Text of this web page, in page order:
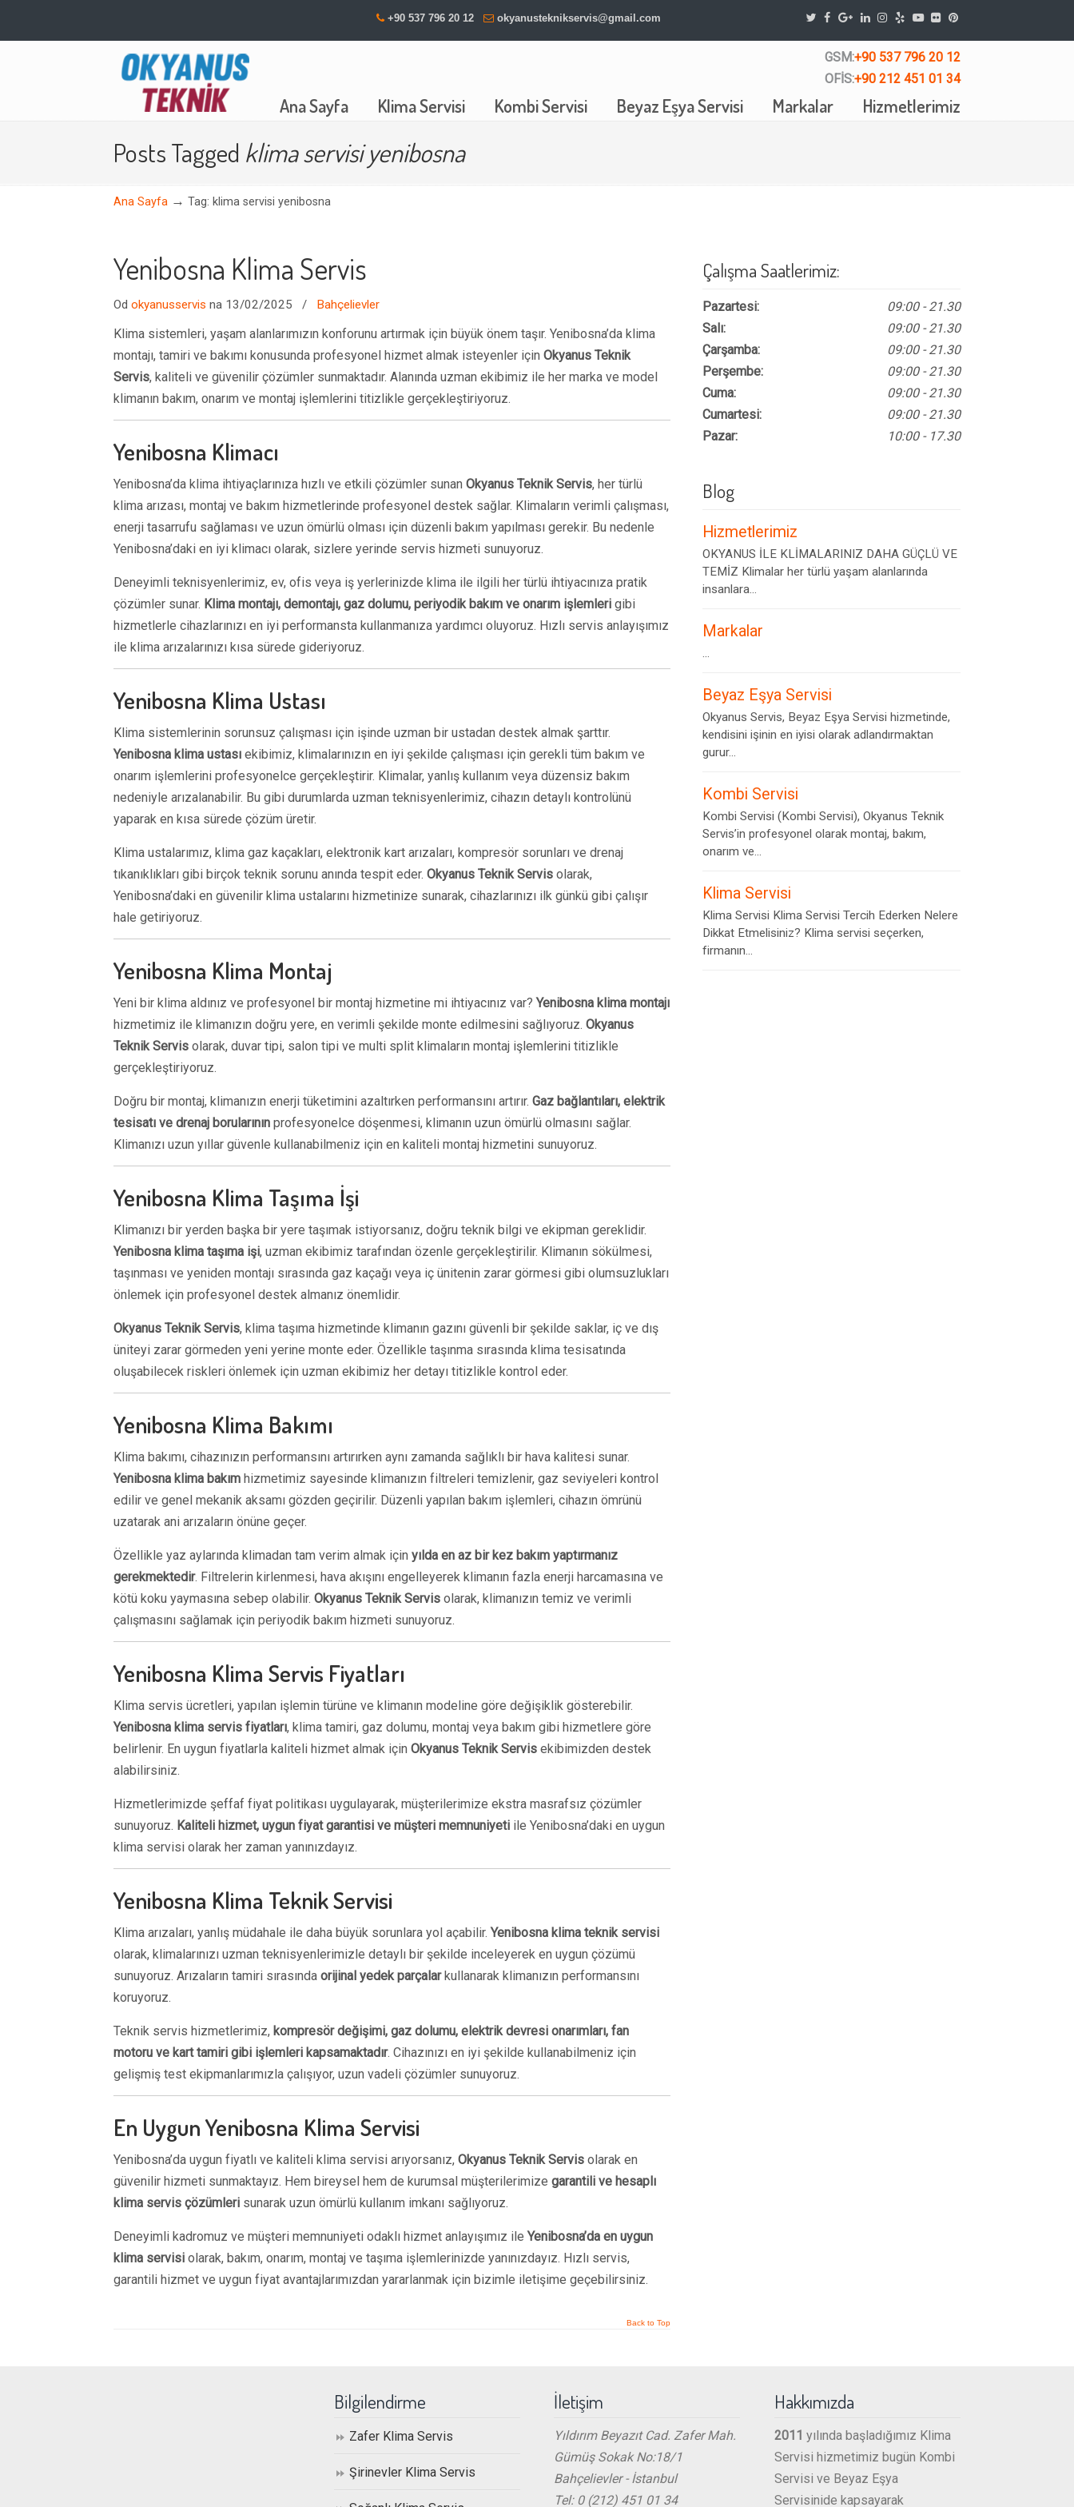
+90 537 796 20 12 okyanusteknikservis@gmail.com
GSM:+90 537 796 20 12
OFİS:+90 212 451 01 34
Ana Sayfa Klima Servisi Kombi Servisi Beyaz Eşya Servisi Markalar Hizmetlerimiz
Navigation
Posts Tagged klima servisi yenibosna
Ana Sayfa → Tag: klima servisi yenibosna
Yenibosna Klima Servis
Od okyanusservis na 13/02/2025 / Bahçelievler
Klima sistemleri, yaşam alanlarımızın konforunu artırmak için büyük önem taşır. Yenibosna’da klima
montajı, tamiri ve bakımı konusunda profesyonel hizmet almak isteyenler için Okyanus Teknik
Servis, kaliteli ve güvenilir çözümler sunmaktadır. Alanında uzman ekibimiz ile her marka ve model
klimanın bakım, onarım ve montaj işlemlerini titizlikle gerçekleştiriyoruz.
Yenibosna Klimacı
Yenibosna’da klima ihtiyaçlarınıza hızlı ve etkili çözümler sunan Okyanus Teknik Servis, her türlü
klima arızası, montaj ve bakım hizmetlerinde profesyonel destek sağlar. Klimaların verimli çalışması,
enerji tasarrufu sağlaması ve uzun ömürlü olması için düzenli bakım yapılması gerekir. Bu nedenle
Yenibosna’daki en iyi klimacı olarak, sizlere yerinde servis hizmeti sunuyoruz.
Deneyimli teknisyenlerimiz, ev, ofis veya iş yerlerinizde klima ile ilgili her türlü ihtiyacınıza pratik
çözümler sunar. Klima montajı, demontajı, gaz dolumu, periyodik bakım ve onarım işlemleri gibi
hizmetlerle cihazlarınızı en iyi performansta kullanmanıza yardımcı oluyoruz. Hızlı servis anlayışımız
ile klima arızalarınızı kısa sürede gideriyoruz.
Yenibosna Klima Ustası
Klima sistemlerinin sorunsuz çalışması için işinde uzman bir ustadan destek almak şarttır.
Yenibosna klima ustası ekibimiz, klimalarınızın en iyi şekilde çalışması için gerekli tüm bakım ve
onarım işlemlerini profesyonelce gerçekleştirir. Klimalar, yanlış kullanım veya düzensiz bakım
nedeniyle arızalanabilir. Bu gibi durumlarda uzman teknisyenlerimiz, cihazın detaylı kontrolünü
yaparak en kısa sürede çözüm üretir.
Klima ustalarımız, klima gaz kaçakları, elektronik kart arızaları, kompresör sorunları ve drenaj
tıkanıklıkları gibi birçok teknik sorunu anında tespit eder. Okyanus Teknik Servis olarak,
Yenibosna’daki en güvenilir klima ustalarını hizmetinize sunarak, cihazlarınızı ilk günkü gibi çalışır
hale getiriyoruz.
Yenibosna Klima Montaj
Yeni bir klima aldınız ve profesyonel bir montaj hizmetine mi ihtiyacınız var?Yenibosna klima montajı
hizmetimiz ile klimanızın doğru yere, en verimli şekilde monte edilmesini sağlıyoruz. Okyanus
Teknik Servis olarak, duvar tipi, salon tipi ve multi split klimaların montaj işlemlerini titizlikle
gerçekleştiriyoruz.
Doğru bir montaj, klimanızın enerji tüketimini azaltırken performansını artırır. Gaz bağlantıları, elektrik
tesisatı ve drenaj borularının profesyonelce döşenmesi, klimanın uzun ömürlü olmasını sağlar.
Klimanızı uzun yıllar güvenle kullanabilmeniz için en kaliteli montaj hizmetini sunuyoruz.
Yenibosna Klima Taşıma İşi
Klimanızı bir yerden başka bir yere taşımak istiyorsanız, doğru teknik bilgi ve ekipman gereklidir.
Yenibosna klima taşıma işi, uzman ekibimiz tarafından özenle gerçekleştirilir. Klimanın sökülmesi,
taşınması ve yeniden montajı sırasında gaz kaçağı veya iç ünitenin zarar görmesi gibi olumsuzlukları
önlemek için profesyonel destek almanız önemlidir.
Okyanus Teknik Servis, klima taşıma hizmetinde klimanın gazını güvenli bir şekilde saklar, iç ve dış
üniteyi zarar görmeden yeni yerine monte eder. Özellikle taşınma sırasında klima tesisatında
oluşabilecek riskleri önlemek için uzman ekibimiz her detayı titizlikle kontrol eder.
Yenibosna Klima Bakımı
Klima bakımı, cihazınızın performansını artırırken aynı zamanda sağlıklı bir hava kalitesi sunar.
Yenibosna klima bakım hizmetimiz sayesinde klimanızın filtreleri temizlenir, gaz seviyeleri kontrol
edilir ve genel mekanik aksamı gözden geçirilir. Düzenli yapılan bakım işlemleri, cihazın ömrünü
uzatarak ani arızaların önüne geçer.
Özellikle yaz aylarında klimadan tam verim almak için yılda en az bir kez bakım yaptırmanız
gerekmektedir. Filtrelerin kirlenmesi, hava akışını engelleyerek klimanın fazla enerji harcamasına ve
kötü koku yaymasına sebep olabilir. Okyanus Teknik Servis olarak, klimanızın temiz ve verimli
çalışmasını sağlamak için periyodik bakım hizmeti sunuyoruz.
Yenibosna Klima Servis Fiyatları
Klima servis ücretleri, yapılan işlemin türüne ve klimanın modeline göre değişiklik gösterebilir.
Yenibosna klima servis fiyatları, klima tamiri, gaz dolumu, montaj veya bakım gibi hizmetlere göre
belirlenir. En uygun fiyatlarla kaliteli hizmet almak için Okyanus Teknik Servis ekibimizden destek
alabilirsiniz.
Hizmetlerimizde şeffaf fiyat politikası uygulayarak, müşterilerimize ekstra masrafsız çözümler
sunuyoruz. Kaliteli hizmet, uygun fiyat garantisi ve müşteri memnuniyeti ile Yenibosna’daki en uygun
klima servisi olarak her zaman yanınızdayız.
Yenibosna Klima Teknik Servisi
Klima arızaları, yanlış müdahale ile daha büyük sorunlara yol açabilir.Yenibosna klima teknik servisi
olarak, klimalarınızı uzman teknisyenlerimizle detaylı bir şekilde inceleyerek en uygun çözümü
sunuyoruz. Arızaların tamiri sırasında orijinal yedek parçalarkullanarak klimanızın performansını
koruyoruz.
Teknik servis hizmetlerimiz, kompresör değişimi, gaz dolumu, elektrik devresi onarımları, fan
motoru ve kart tamiri gibi işlemleri kapsamaktadır. Cihazınızı en iyi şekilde kullanabilmeniz için
gelişmiş test ekipmanlarımızla çalışıyor, uzun vadeli çözümler sunuyoruz.
En Uygun Yenibosna Klima Servisi
Yenibosna’da uygun fiyatlı ve kaliteli klima servisi arıyorsanız, Okyanus Teknik Servis olarak en
güvenilir hizmeti sunmaktayız. Hem bireysel hem de kurumsal müşterilerimize garantili ve hesaplı
klima servis çözümleri sunarak uzun ömürlü kullanım imkanı sağlıyoruz.
Deneyimli kadromuz ve müşteri memnuniyeti odaklı hizmet anlayışımız ileYenibosna’da en uygun
klima servisi olarak, bakım, onarım, montaj ve taşıma işlemlerinizde yanınızdayız. Hızlı servis,
garantili hizmet ve uygun fiyat avantajlarımızdan yararlanmak için bizimle iletişime geçebilirsiniz.
Back to Top
Çalışma Saatlerimiz:
Pazartesi:
Salı:
Çarşamba:
Perşembe:
Cuma:
Cumartesi:
Pazar:
09:00 - 21.30
09:00 - 21.30
09:00 - 21.30
09:00 - 21.30
09:00 - 21.30
09:00 - 21.30
10:00 - 17.30
Blog
Hizmetlerimiz
OKYANUS İLE KLİMALARINIZ DAHA GÜÇLÜ VE
TEMİZ Klimalar her türlü yaşam alanlarında
insanlara...
Markalar
...
Beyaz Eşya Servisi
Okyanus Servis, Beyaz Eşya Servisi hizmetinde,
kendisini işinin en iyisi olarak adlandırmaktan
gurur...
Kombi Servisi
Kombi Servisi (Kombi Servisi), Okyanus Teknik
Servis’in profesyonel olarak montaj, bakım,
onarım ve...
Klima Servisi
Klima Servisi Klima Servisi Tercih Ederken Nelere
Dikkat Etmelisiniz? Klima servisi seçerken,
firmanın...
Bilgilendirme
Zafer Klima Servis
Şirinevler Klima Servis
İletişim
Yıldırım Beyazıt Cad. Zafer Mah.
Gümüş Sokak No:18/1
Bahçelievler - İstanbul
Tel: 0 (212) 451 01 34
Hakkımızda
2011 yılında başladığımız Klima
Servisi hizmetimiz bugün Kombi
Servisi ve Beyaz Eşya
Servisinide kapsayarak